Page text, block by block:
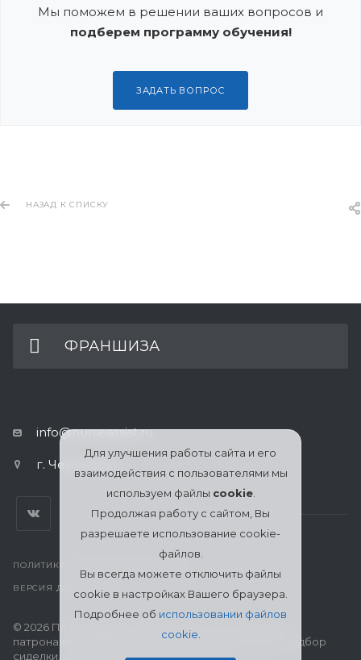
Мы поможем в решении ваших вопросов и
подберем программу обучения!
ЗАДАТЬ ВОПРОС
НАЗАД К СПИСКУ
ФРАНШИЗА
info@nurseassist.ru
г. Череповец
ПОЛИТИКА КОНФИДЕНЦИАЛЬНОСТИ
ВЕРСИЯ ДЛЯ ПЕЧАТИ
© 2026 Патронажная служба МЦСО «Ассоциация
патронажных работников» в Череповце: поиск и подбор
сиделки, уход за пожилыми, больными и
Для улучшения работы сайта и его
взаимодействия с пользователями мы
используем файлы cookie.
Продолжая работу с сайтом, Вы
разрешаете использование cookie-
файлов.
Вы всегда можете отключить файлы
cookie в настройках Вашего браузера.
Подробнее об использовании файлов
cookie